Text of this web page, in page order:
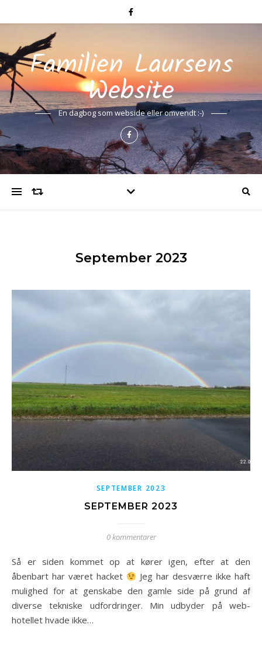
Familien Laursens
Website
En dagbog som webside eller omvendt :-)
September 2023
SEPTEMBER 2023
SEPTEMBER 2023
0 kommentarer
Så er siden kommet op at kører igen, efter at den
åbenbart har været hacket
Jeg har desværre ikke haft
mulighed for at genskabe den gamle side på grund af
diverse tekniske udfordringer. Min udbyder på web-
hotellet hvade ikke…